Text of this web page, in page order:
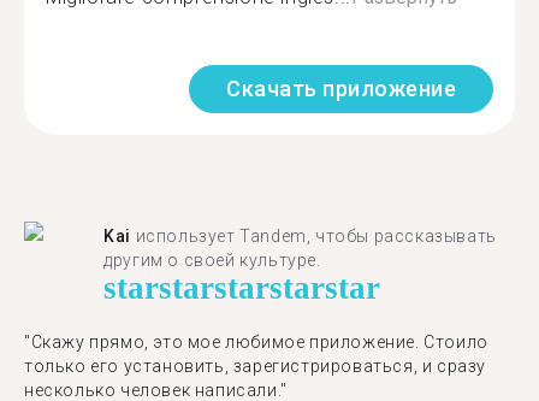
Скачать приложение
Kai использует Tandem, чтобы рассказывать
другим о своей культуре.
starstarstarstarstar
"Скажу прямо, это мое любимое приложение. Стоило
только его установить, зарегистрироваться, и сразу
несколько человек написали."